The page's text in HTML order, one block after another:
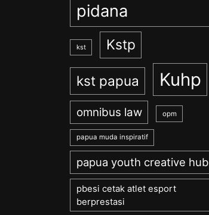
pidana
kst Kstp
kst papua Kuhp
omnibus law opm
papua muda inspiratif
papua youth creative hub
pbesi cetak atlet esport
berprestasi